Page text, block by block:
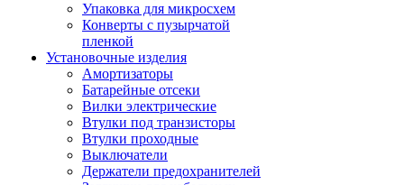
Упаковка для микросхем
Конверты с пузырчатой
пленкой
Установочные изделия
Амортизаторы
Батарейные отсеки
Вилки электрические
Втулки под транзисторы
Втулки проходные
Выключатели
Держатели предохранителей